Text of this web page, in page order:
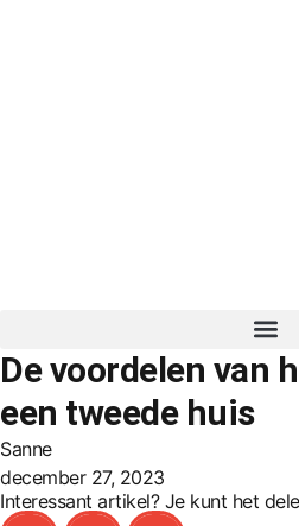
De voordelen van
een tweede huis
Sanne
december 27, 2023
Interessant artikel? Je kunt het